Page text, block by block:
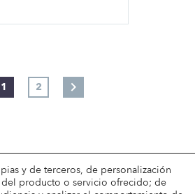
1 2
y de terceros, de personalización
del producto o servicio ofrecido; de